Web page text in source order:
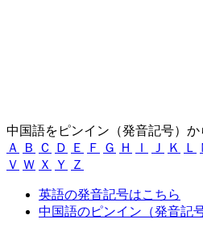
中国語をピンイン（発音記号）か
Ａ
Ｂ Ｃ Ｄ Ｅ Ｆ Ｇ Ｈ Ｉ Ｊ Ｋ Ｌ
Ｖ Ｗ Ｘ Ｙ Ｚ
英語の発音記号はこちら
中国語のピンイン（発音記